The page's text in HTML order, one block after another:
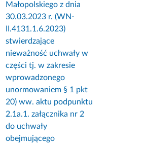
Małopolskiego z dnia
30.03.2023 r. (WN-
II.4131.1.6.2023)
stwierdzające
nieważność uchwały w
części tj. w zakresie
wprowadzonego
unormowaniem § 1 pkt
20) ww. aktu podpunktu
2.1a.1. załącznika nr 2
do uchwały
obejmującego